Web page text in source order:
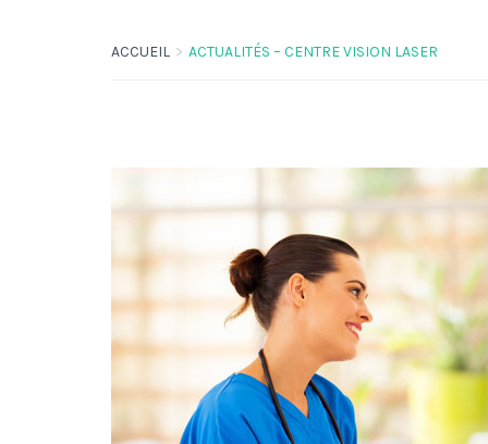
ACCUEIL ACTUALITÉS – CENTRE VISION LASER